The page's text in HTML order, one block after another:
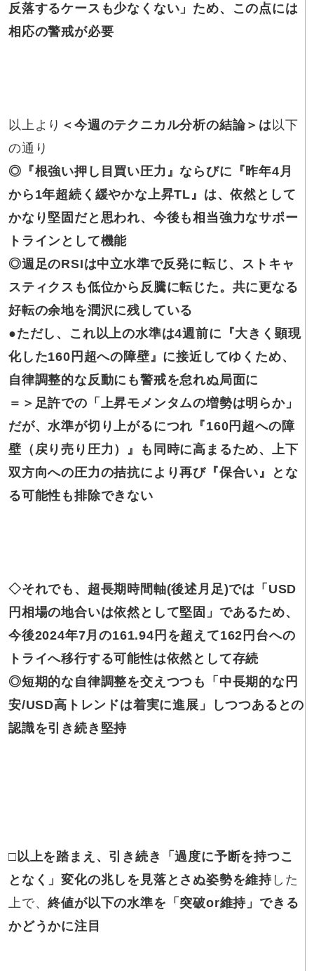
反落するケースも少なくない」ため、この点には
相応の警戒が必要
以上より ＜今週のテクニカル分析の結論＞は 以下
の通り
◎『根強い押し目買い圧力』ならびに『昨年4月
から1年超続く緩やかな上昇TL』は、依然として
かなり堅固だと思われ、今後も相当強力なサポー
トラインとして機能
◎週足のRSIは中立水準で反発に転じ、ストキャ
スティクスも低位から反騰に転じた。共に更なる
好転の余地を潤沢に残している
●ただし、 これ以上の水準は4週前に『大きく顕現
化した160円超への障壁』に接近してゆくため、
自律調整的な反動にも警戒を怠れぬ局面に
＝＞足許での 「上昇モメンタムの増勢は明らか」
だが、水準が切り上がるにつれ『160円超への障
壁（戻り売り圧力）』も同時に高まるため、上下
双方向への圧力の拮抗により再び『保合い』とな
る可能性も排除できない
◇それでも 、超長期時間軸(後述月足)では「USD
円相場の地合いは依然として堅固」であるため、
今後2024年7月の161.94円を超えて162円台への
トライへ移行する可能性は依然として存続
◎短期的な自律調整を交えつつも「中長期的な円
安/USD高トレンドは着実に進展」しつつあるとの
認識を引き続き堅持
□以上を踏まえ 、引き続き「過度に予断を持つこ
となく」変化の兆しを見落とさぬ姿勢を維持 した
上で、終値が以下の水準を「突破or維持」できる
かどうかに注目